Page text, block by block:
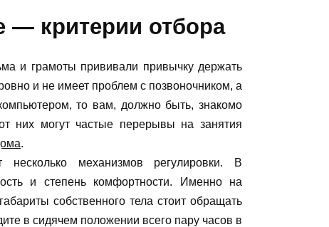
критерии отбора
и грамоты прививали привычку держать
и не имеет проблем с позвоночником, а
то вам, должно быть, знакомо
них могут частые перерывы на занятия
.
механизмов регулировки. В
и степень комфортности. Именно на
собственного тела стоит обращать
в сидячем положении всего пару часов в